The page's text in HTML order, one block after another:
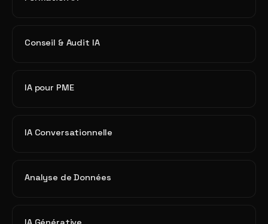
Conseil & Audit IA
IA pour PME
IA Conversationnelle
Analyse de Données